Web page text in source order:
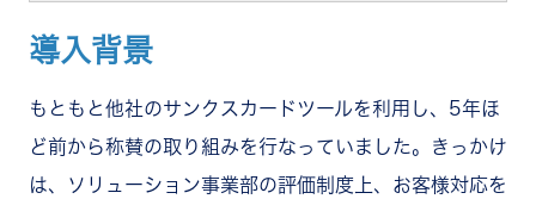
導入背景
もともと他社のサンクスカードツールを利用し、5年ほ
ど前から称賛の取り組みを行なっていました。きっかけ
は、ソリューション事業部の評価制度上、お客様対応を